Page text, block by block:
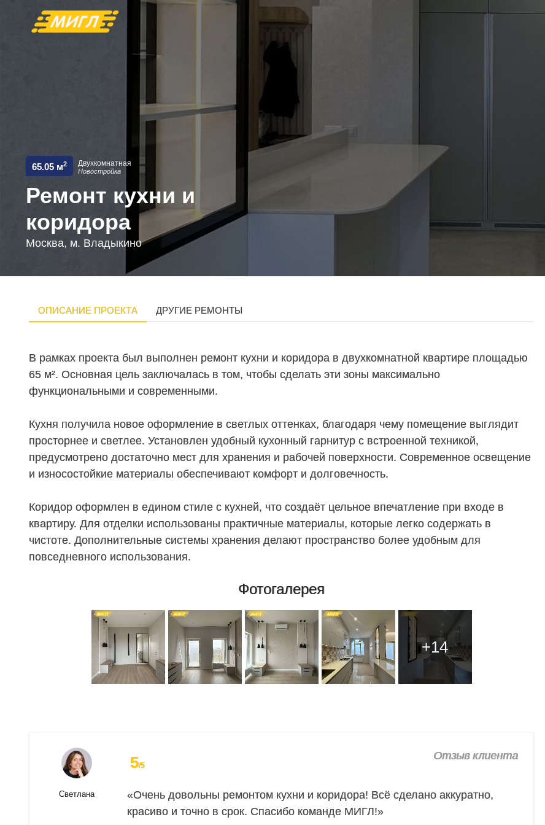
Двухкомнатная
Новостройка
65.05 м2
Ремонт кухни и
коридора
Москва, м. Владыкино
ОПИСАНИЕ ПРОЕКТА ДРУГИЕ РЕМОНТЫ
В рамках проекта был выполнен ремонт кухни и коридора в двухкомнатной квартире площадью
65 м². Основная цель заключалась в том, чтобы сделать эти зоны максимально
функциональными и современными.
Кухня получила новое оформление в светлых оттенках, благодаря чему помещение выглядит
просторнее и светлее. Установлен удобный кухонный гарнитур с встроенной техникой,
предусмотрено достаточно мест для хранения и рабочей поверхности. Современное освещение
и износостойкие материалы обеспечивают комфорт и долговечность.
Коридор оформлен в едином стиле с кухней, что создаёт цельное впечатление при входе в
квартиру. Для отделки использованы практичные материалы, которые легко содержать в
чистоте. Дополнительные системы хранения делают пространство более удобным для
повседневного использования.
Фотогалерея
+14
Светлана
5/5
Отзыв клиента
«Очень довольны ремонтом кухни и коридора! Всё сделано аккуратно,
красиво и точно в срок. Спасибо команде МИГЛ!»